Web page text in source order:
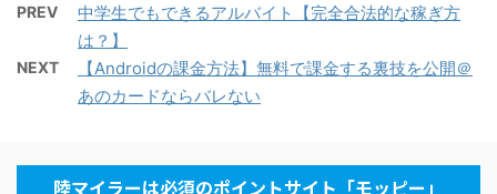
PREV
中学生でもできるアルバイト【完全合法的な稼ぎ方
は？】
NEXT
【Androidの課金方法】無料で課金する裏技を公開＠
あのカードならバレない
陸マイラーは必須のポイントサイト「モッピー」